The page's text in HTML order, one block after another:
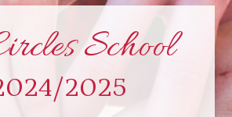
School
2025